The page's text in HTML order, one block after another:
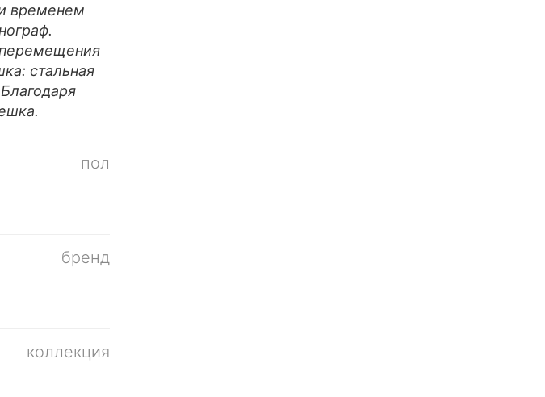
временем
перемещения
стальная
пол
бренд
коллекция